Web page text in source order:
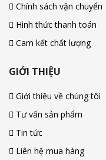
Chính sách vận chuyển
Hình thức thanh toán
Cam kết chất lượng
GIỚI THIỆU
Giới thiệu về chúng tôi
Tư vấn sản phẩm
Tin tức
Liên hệ mua hàng